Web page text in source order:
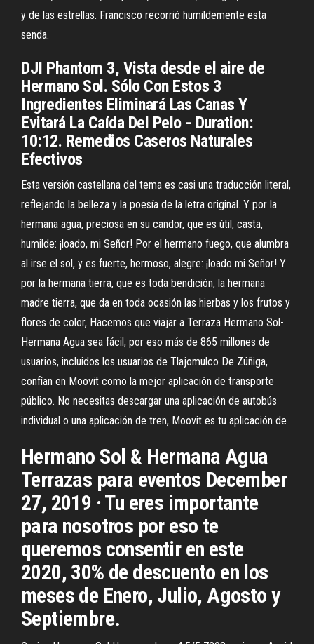
y de las estrellas. Francisco recorrió humildemente esta
senda.
DJI Phantom 3, Vista desde el aire de
Hermano Sol. Sólo Con Estos 3
Ingredientes Eliminará Las Canas Y
Evitará La Caída Del Pelo - Duration:
10:12. Remedios Caseros Naturales
Efectivos
Esta versión castellana del tema es casi una traducción literal,
reflejando la belleza y la poesía de la letra original. Y por la
hermana agua, preciosa en su candor, que es útil, casta,
humilde: ¡loado, mi Señor! Por el hermano fuego, que alumbra
al irse el sol, y es fuerte, hermoso, alegre: ¡loado mi Señor! Y
por la hermana tierra, que es toda bendición, la hermana
madre tierra, que da en toda ocasión las hierbas y los frutos y
flores de color, Hacemos que viajar a Terraza Hermano Sol-
Hermana Agua sea fácil, por eso más de 865 millones de
usuarios, incluidos los usuarios de Tlajomulco De Zúñiga,
confían en Moovit como la mejor aplicación de transporte
público. No necesitas descargar una aplicación de autobús
individual o una aplicación de tren, Moovit es tu aplicación de
Hermano Sol & Hermana Agua
Terrazas para eventos December
27, 2019 · Tu eres importante
para nosotros por eso te
queremos consentir en este
2020, 30% de descuento en los
meses de Enero, Julio, Agosto y
Septiembre.